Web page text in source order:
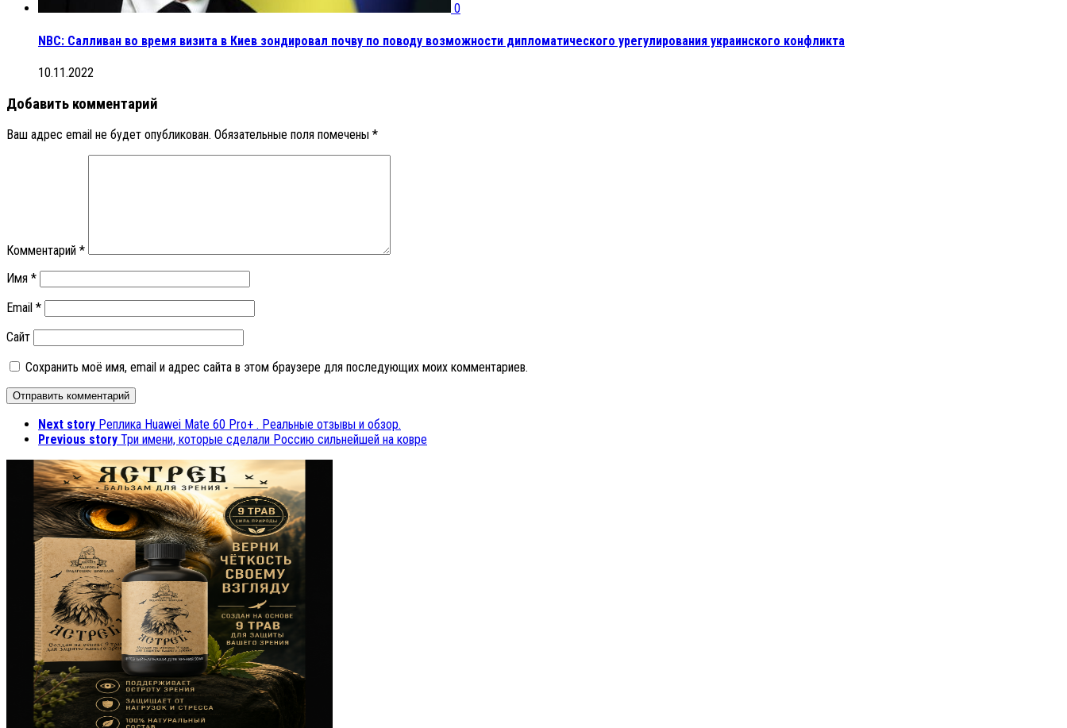
0
NBC: Салливан во время визита в Киев зондировал почву по поводу возможности дипломатического урегулирования украинского конфликта
10.11.2022
Добавить комментарий
Ваш адрес email не будет опубликован. Обязательные поля помечены *
Комментарий *
Имя *
Email *
Сайт
Сохранить моё имя, email и адрес сайта в этом браузере для последующих моих комментариев.
Next story Реплика Huawei Mate 60 Pro+ . Реальные отзывы и обзор.
Previous story Три имени, которые сделали Россию сильнейшей на ковре